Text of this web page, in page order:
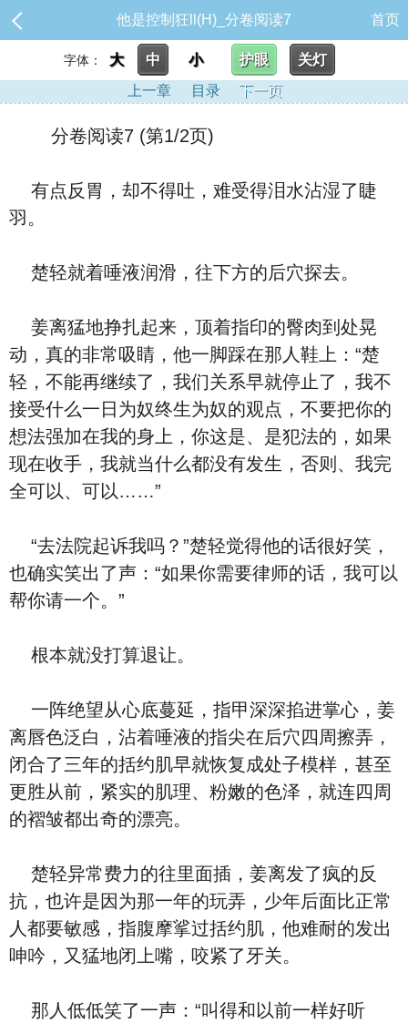
他是控制狂ll(H)_分卷阅读7 首页
字体： 大 中 小 护眼
关灯
上一章
目录 下一页
分卷阅读7 (第1/2页)
有点反胃，却不得吐，难受得泪水沾湿了睫
羽。
楚轻就着唾液润滑，往下方的后穴探去。
姜离猛地挣扎起来，顶着指印的臀肉到处晃
动，真的非常吸睛，他一脚踩在那人鞋上：“楚
轻，不能再继续了，我们关系早就停止了，我不
接受什么一日为奴终生为奴的观点，不要把你的
想法强加在我的身上，你这是、是犯法的，如果
现在收手，我就当什么都没有发生，否则、我完
全可以、可以……”
“去法院起诉我吗？”楚轻觉得他的话很好笑，
也确实笑出了声：“如果你需要律师的话，我可以
帮你请一个。”
根本就没打算退让。
一阵绝望从心底蔓延，指甲深深掐进掌心，姜
离唇色泛白，沾着唾液的指尖在后穴四周擦弄，
闭合了三年的括约肌早就恢复成处子模样，甚至
更胜从前，紧实的肌理、粉嫩的色泽，就连四周
的褶皱都出奇的漂亮。
楚轻异常费力的往里面插，姜离发了疯的反
抗，也许是因为那一年的玩弄，少年后面比正常
人都要敏感，指腹摩挲过括约肌，他难耐的发出
呻吟，又猛地闭上嘴，咬紧了牙关。
那人低低笑了一声：“叫得和以前一样好听